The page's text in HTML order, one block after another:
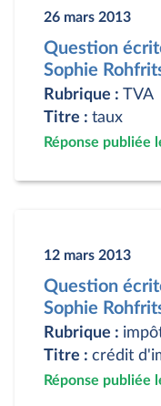
26 mars 2013
Question
Sophie
Rubrique : TVA
Titre : taux
Réponse publiée
12 mars 2013
Question
Sophie
Rubrique :
Titre : crédit
Réponse publiée